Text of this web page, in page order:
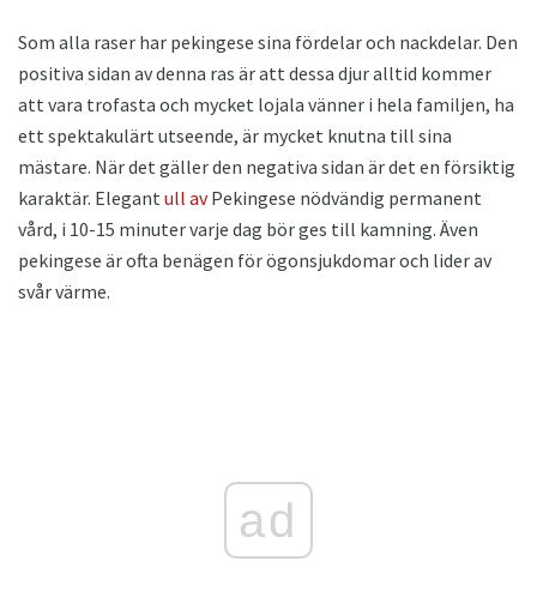
Som alla raser har pekingese sina fördelar och nackdelar. Den
positiva sidan av denna ras är att dessa djur alltid kommer
att vara trofasta och mycket lojala vänner i hela familjen, ha
ett spektakulärt utseende, är mycket knutna till sina
mästare. När det gäller den negativa sidan är det en försiktig
karaktär. Elegant ull avPekingese nödvändig permanent
vård, i 10-15 minuter varje dag bör ges till kamning. Även
pekingese är ofta benägen för ögonsjukdomar och lider av
svår värme.
ad